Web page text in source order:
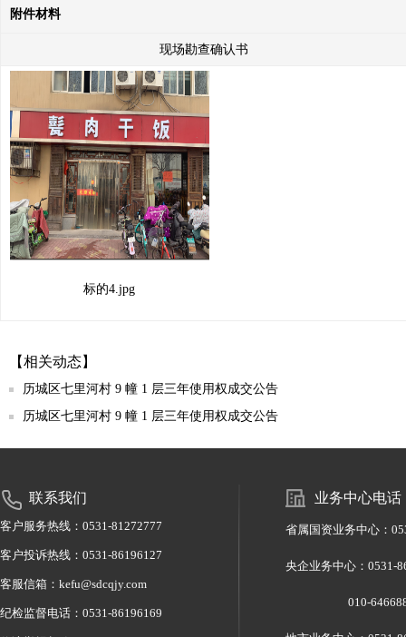
附件材料
现场勘查确认书
标的4.jpg
【相关动态】
历城区七里河村 9 幢 1 层三年使用权成交公告
历城区七里河村 9 幢 1 层三年使用权成交公告
联系我们
客户服务热线：0531-81272777
客户投诉热线：0531-86196127
客服信箱：kefu@sdcqjy.com
纪检监督电话：0531-86196169
业务中心电话
省属国资业务中心：
央企业务中心：
010-64668860